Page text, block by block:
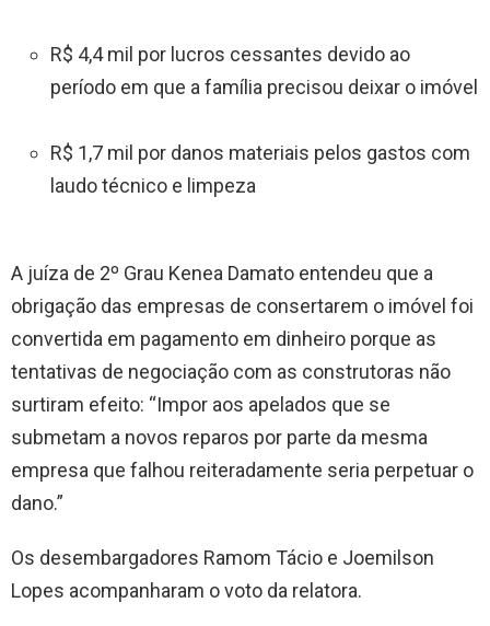
R$ 4,4 mil por lucros cessantes devido ao
período em que a família precisou deixar o imóvel
R$ 1,7 mil por danos materiais pelos gastos com
laudo técnico e limpeza
A juíza de 2º Grau Kenea Damato entendeu que a
obrigação das empresas de consertarem o imóvel foi
convertida em pagamento em dinheiro porque as
tentativas de negociação com as construtoras não
surtiram efeito: “Impor aos apelados que se
submetam a novos reparos por parte da mesma
empresa que falhou reiteradamente seria perpetuar o
dano.”
Os desembargadores Ramom Tácio e Joemilson
Lopes acompanharam o voto da relatora.